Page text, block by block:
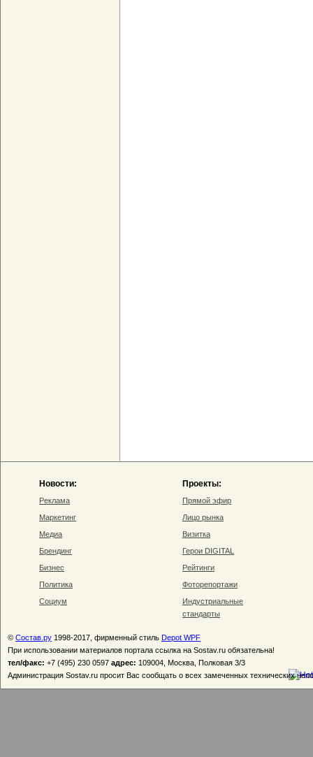
Новости:
Реклама
Маркетинг
Медиа
Брендинг
Бизнес
Политика
Социум
Проекты:
Прямой эфир
Лицо рынка
Визитка
Герои DIGITAL
Рейтинги
Фоторепортажи
Индустриальные
стандарты
© Состав.ру 1998-2017, фирменный стиль Depot WPF
При использовании материалов портала ссылка на Sostav.ru обязательна!
тел/факс: +7 (495) 230 0597 адрес: 109004, Москва, Полковая 3/3
Администрация Sostav.ru просит Вас сообщать о всех замеченных технических